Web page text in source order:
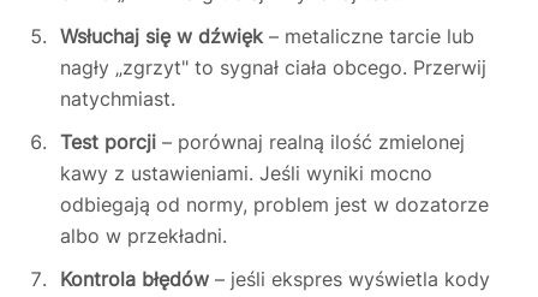
Wsłuchaj się w dźwięk– metaliczne tarcie lub
nagły „zgrzyt" to sygnał ciała obcego. Przerwij
natychmiast.
Test porcji – porównaj realną ilość zmielonej
kawy z ustawieniami. Jeśli wyniki mocno
odbiegają od normy, problem jest w dozatorze
albo w przekładni.
Kontrola błędów – jeśli ekspres wyświetla kody